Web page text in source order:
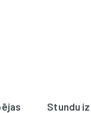
Stundu